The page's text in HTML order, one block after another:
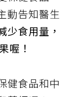
動告知醫生
少食用量，
喔！
健食品和中